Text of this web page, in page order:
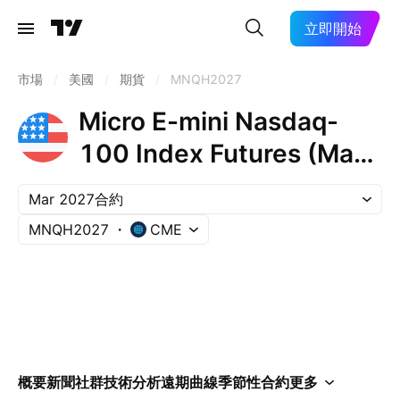
立即開始
市場 美國 期貨 MNQH2027
Micro E-mini Nasdaq-
100 Index Futures (Mar
2027)
Mar 2027合約
MNQH2027
CME
概要新聞社群技術分析遠期曲線季節性合約更多